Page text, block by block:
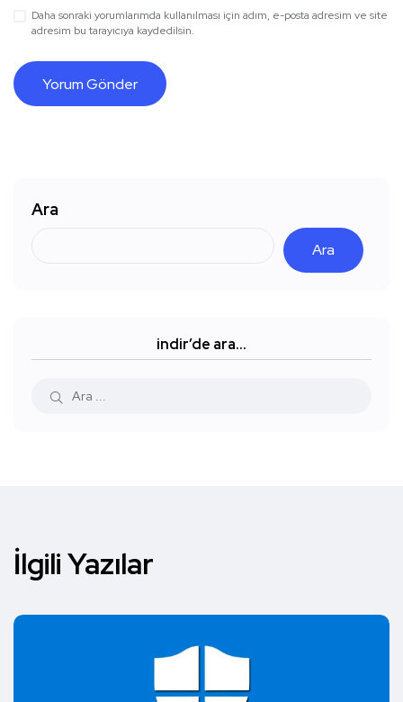
Daha sonraki yorumlarımda kullanılması için adım, e-posta adresim ve site
adresim bu tarayıcıya kaydedilsin.
Ara
Ara
indir’de ara…
İlgili Yazılar